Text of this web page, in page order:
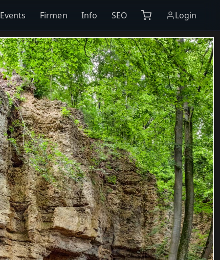
Events Firmen Info SEO Login